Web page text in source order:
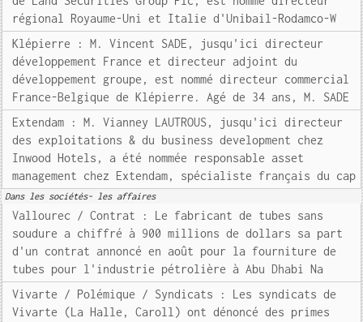
régional Royaume-Uni et Italie d'Unibail-Rodamco-W
Klépierre : M. Vincent SADE, jusqu'ici directeur
développement France et directeur adjoint du
développement groupe, est nommé directeur commercial
France-Belgique de Klépierre. Agé de 34 ans, M. SADE
Extendam : M. Vianney LAUTROUS, jusqu'ici directeur
des exploitations & du business development chez
Inwood Hotels, a été nommée responsable asset
management chez Extendam, spécialiste français du cap
Dans les sociétés- les affaires
Vallourec / Contrat : Le fabricant de tubes sans
soudure a chiffré à 900 millions de dollars sa part
d'un contrat annoncé en août pour la fourniture de
tubes pour l'industrie pétrolière à Abu Dhabi Na
Vivarte / Polémique / Syndicats : Les syndicats de
Vivarte (La Halle, Caroll) ont dénoncé des primes